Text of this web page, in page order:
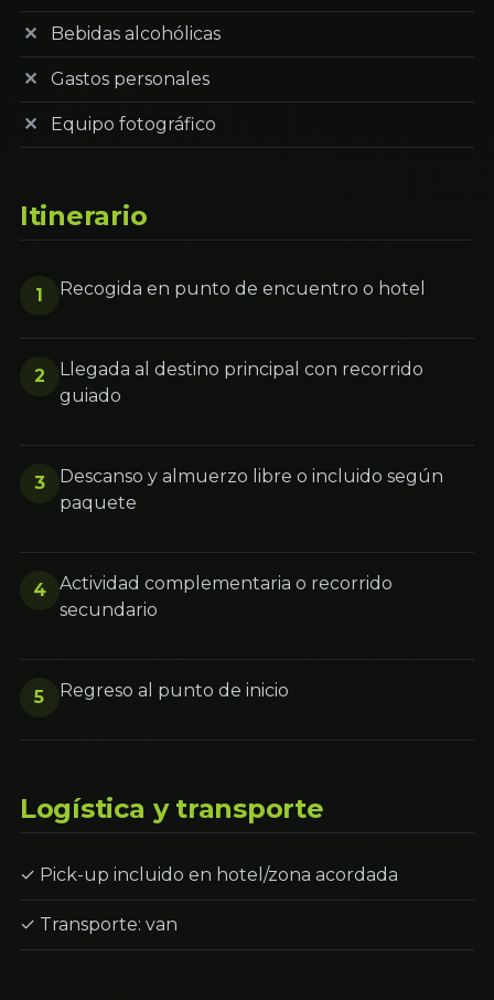
Bebidas alcohólicas
Gastos personales
Equipo fotográfico
Itinerario
1 Recogida en punto de encuentro o hotel
2
Llegada al destino principal con recorrido
guiado
3
Descanso y almuerzo libre o incluido según
paquete
4
Actividad complementaria o recorrido
secundario
5 Regreso al punto de inicio
Logística y transporte
✓ Pick-up incluido en hotel/zona acordada
✓ Transporte: van